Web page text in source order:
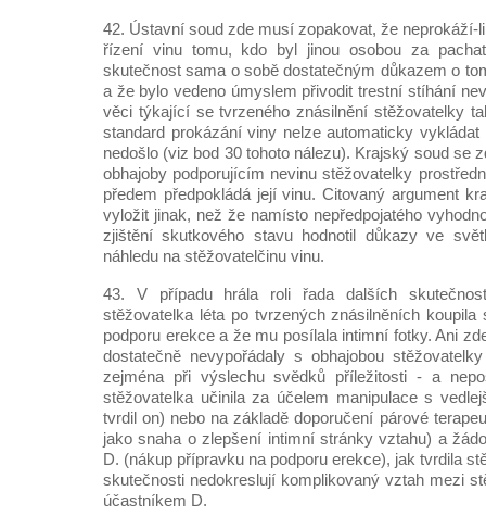
42. Ústavní soud zde musí zopakovat, že neprokáží-
řízení vinu tomu, kdo byl jinou osobou za
skutečnost sama o sobě dostatečným důkazem o
a že bylo vedeno úmyslem přivodit trestní stíhání
věci týkající se tvrzeného znásilnění stěžovatelky
standard prokázání viny nelze automaticky
nedošlo (viz bod 30 tohoto nálezu). Krajský soud se
obhajoby podporujícím nevinu stěžovatelky
předem předpokládá její vinu. Citovaný argument
vyložit jinak, než že namísto nepředpojatého
zjištění skutkového stavu hodnotil důkazy ve
náhledu na stěžovatelčinu vinu.
43. V případu hrála roli řada dalších
stěžovatelka léta po tvrzených znásilněních koupila
podporu erekce a že mu posílala intimní fotky. Ani
dostatečně nevypořádaly s obhajobou
zejména při výslechu svědků příležitosti - a
stěžovatelka učinila za účelem manipulace s
tvrdil on) nebo na základě doporučení párové
jako snaha o zlepšení intimní stránky vztahu) a
D. (nákup přípravku na podporu erekce), jak tvrdila
skutečnosti nedokreslují komplikovaný vztah mezi
účastníkem D.